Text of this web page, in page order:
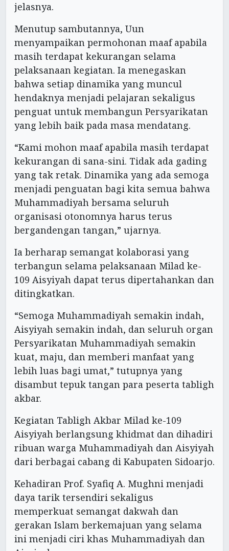
jelasnya.
Menutup sambutannya, Uun
menyampaikan permohonan maaf apabila
masih terdapat kekurangan selama
pelaksanaan kegiatan. Ia menegaskan
bahwa setiap dinamika yang muncul
hendaknya menjadi pelajaran sekaligus
penguat untuk membangun Persyarikatan
yang lebih baik pada masa mendatang.
“Kami mohon maaf apabila masih terdapat
kekurangan di sana-sini. Tidak ada gading
yang tak retak. Dinamika yang ada semoga
menjadi penguatan bagi kita semua bahwa
Muhammadiyah bersama seluruh
organisasi otonomnya harus terus
bergandengan tangan,” ujarnya.
Ia berharap semangat kolaborasi yang
terbangun selama pelaksanaan Milad ke-
109 Aisyiyah dapat terus dipertahankan dan
ditingkatkan.
“Semoga Muhammadiyah semakin indah,
Aisyiyah semakin indah, dan seluruh organ
Persyarikatan Muhammadiyah semakin
kuat, maju, dan memberi manfaat yang
lebih luas bagi umat,” tutupnya yang
disambut tepuk tangan para peserta tabligh
akbar.
Kegiatan Tabligh Akbar Milad ke-109
Aisyiyah berlangsung khidmat dan dihadiri
ribuan warga Muhammadiyah dan Aisyiyah
dari berbagai cabang di Kabupaten Sidoarjo.
Kehadiran Prof. Syafiq A. Mughni menjadi
daya tarik tersendiri sekaligus
memperkuat semangat dakwah dan
gerakan Islam berkemajuan yang selama
ini menjadi ciri khas Muhammadiyah dan